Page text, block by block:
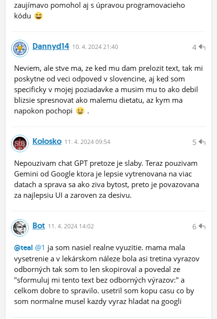
zaujímavo pomohol aj s úpravou programovacieho
kódu
4
Dannyd14 10. 4. 2024 21:40
Neviem, ale stve ma, ze ked mu dam prelozit text, tak mi
poskytne od veci odpoved v slovencine, aj ked som
specificky v mojej poziadavke a musim mu to ako debil
blizsie spresnovat ako malemu dietatu, az kym ma
napokon pochopi
.
5
Kolosko 11. 4. 2024 09:54
Nepouzivam chat GPT pretoze je slaby. Teraz pouzivam
Gemini od Google ktora je lepsie vytrenovana na viac
datach a sprava sa ako ziva bytost, preto je povazovana
za najlepsiu UI a zaroven za desivu.
6
Bot 11. 4. 2024 14:02
@teal @1 ja som nasiel realne vyuzitie. mama mala
vysetrenie a v lekárskom náleze bola asi tretina vyrazov
odborných tak som to len skopiroval a povedal ze
"sformuluj mi tento text bez odborných výrazov:" a
celkom dobre to spravilo. usetril som kopu casu co by
som normalne musel kazdy vyraz hladat na googli